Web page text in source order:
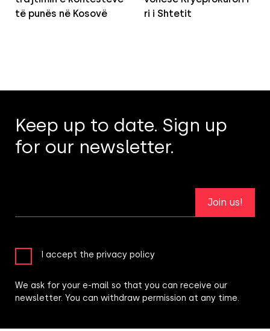
të punës në Kosovë
ri i Shtetit
Keep up to date. Sign up
for our newsletter.
Join us!
I accept the privacy policy
We ask for your e-mail so that you can receive our
newsletter. You can withdraw permission at any time.